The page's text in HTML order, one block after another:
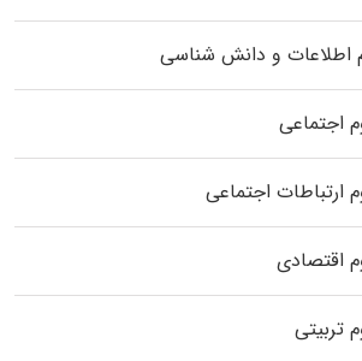
اطلاعات و دانش شناسی
اجتماعی
ارتباطات اجتماعی
اقتصادی
تربیتی